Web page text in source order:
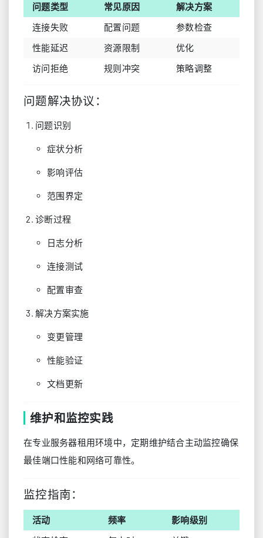
问题类型 常见原因
解决方案
连接失败
配置问题
参数检查
性能延迟
资源限制
优化
访问拒绝
规则冲突 策略调整
问题解决协议：
问题识别
症状分析
影响评估
范围界定
诊断过程
日志分析
连接测试
配置审查
解决方案实施
变更管理
性能验证
文档更新
维护和监控实践
在专业服务器租用环境中，定期维护结合主动监控确保
最佳端口性能和网络可靠性。
监控指南：
活动 频率
影响级别